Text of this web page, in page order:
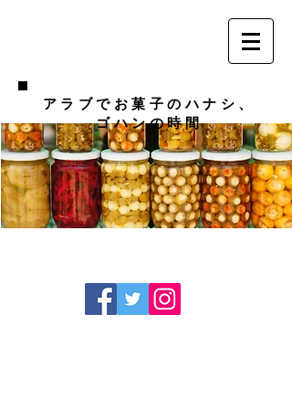
アラブでお菓子のハナシ、
ゴハンの時間